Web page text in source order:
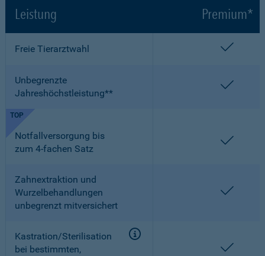
Leistung Premium*
Freie Tierarztwahl
Unbegrenzte
Jahreshöchstleistung**
Notfallversorgung bis
zum 4-fachen Satz
TOP
Zahnextraktion und
Wurzelbehandlungen
unbegrenzt mitversichert
Kastration/Sterilisation
bei bestimmten,